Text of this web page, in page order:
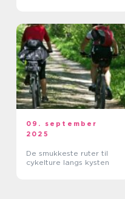
09. september
2025
De smukkeste ruter til
cykelture langs kysten